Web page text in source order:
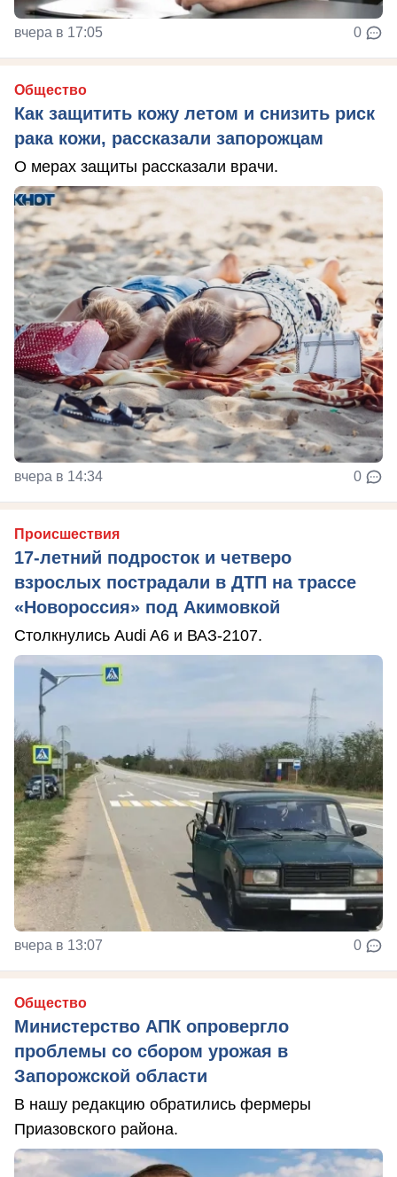
вчера в 17:05 0
Общество
Как защитить кожу летом и снизить риск
рака кожи, рассказали запорожцам
О мерах защиты рассказали врачи.
вчера в 14:34 0
Происшествия
17-летний подросток и четверо
взрослых пострадали в ДТП на трассе
«Новороссия» под Акимовкой
Столкнулись Audi A6 и ВАЗ-2107.
вчера в 13:07 0
Общество
Министерство АПК опровергло
проблемы со сбором урожая в
Запорожской области
В нашу редакцию обратились фермеры
Приазовского района.